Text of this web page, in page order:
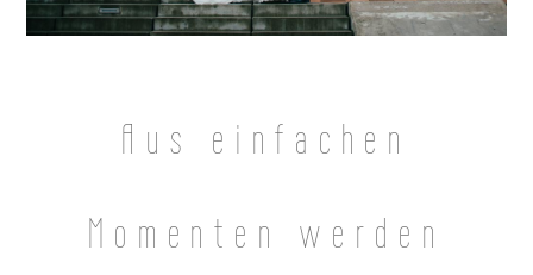
Aus einfachen
Momenten werden